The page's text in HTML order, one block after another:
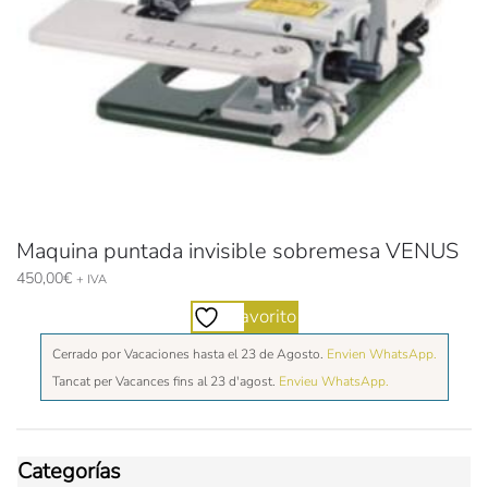
Maquina puntada invisible sobremesa VENUS
450,00€ + IVA
Favorito
Cerrado por Vacaciones hasta el 23 de Agosto. Envien WhatsApp.
Tancat per Vacances fins al 23 d'agost. Envieu WhatsApp.
Categorías